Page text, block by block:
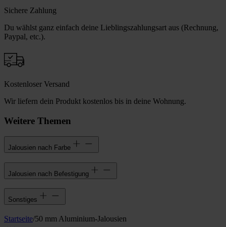
Sichere Zahlung
Du wählst ganz einfach deine Lieblingszahlungsart aus (Rechnung,
Paypal, etc.).
Kostenloser Versand
Wir liefern dein Produkt kostenlos bis in deine Wohnung.
Weitere Themen
Jalousien nach Farbe
Jalousien nach Befestigung
Sonstiges
Startseite/50 mm Aluminium-Jalousien